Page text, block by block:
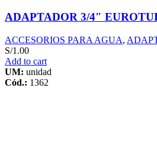
ADAPTADOR 3/4″
ACCESORIOS PARA AGUA,
S/1.00
Add to cart
UM: unidad
Cód.: 1362